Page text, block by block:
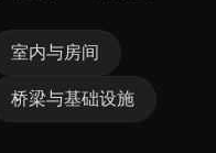
室内与房间
桥梁与基础设施